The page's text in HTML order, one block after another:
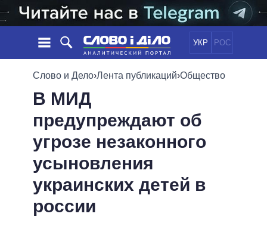
УКР РОС
НОВОСТИ
ЛЕНТА
СОБЫТИЯ
СТАТЬИ
МНЕНИЯ
ОБЗОРЫ
ДАЙДЖЕСТЫ
ЭКОНОМИКА
ОБЩЕСТВО
ПОЛИТИКИ
ВСЕ ПОЛИТИКИ
ПРЕЗИДЕНТ И ОФИС
ВЕРХОВНАЯ РАДА
КАБИНЕТ МИНИСТРОВ
ВИДЕО
Слово и Дело›Лента публикаций›Общество
В МИД
предупреждают об
угрозе незаконного
усыновления
украинских детей в
россии